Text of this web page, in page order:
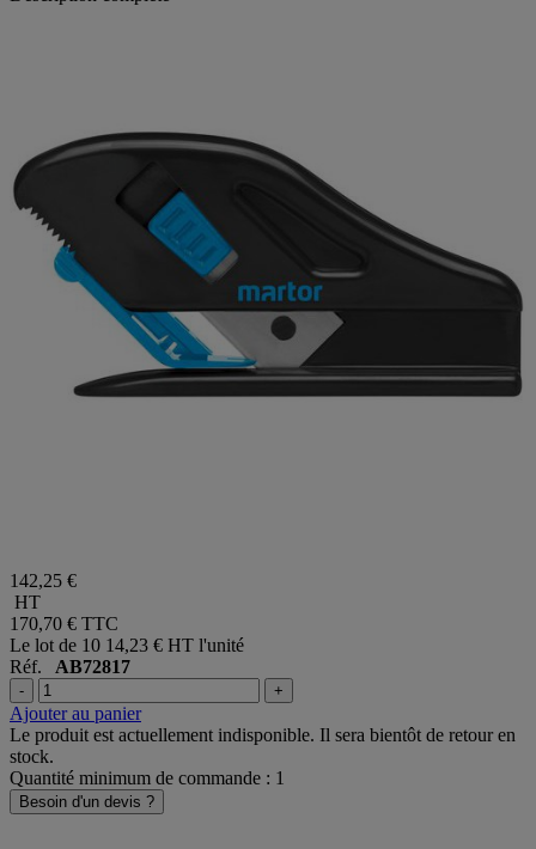
142,25 €
HT
170,70 € TTC
Le lot de 10 14,23 € HT l'unité
Réf.AB72817
- +
Ajouter au panier
Le produit est actuellement indisponible. Il sera bientôt de retour en
stock.
Quantité minimum de commande : 1
Besoin d'un devis ?